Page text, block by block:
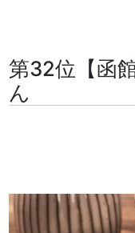
第32位【函
ん